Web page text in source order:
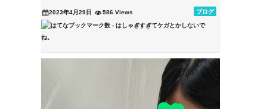
2023年4月29日 ブログ
586 Views